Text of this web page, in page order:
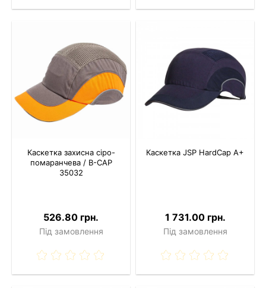
Каскетка захисна сіро-
помаранчева / В-CAP
35032
526.80 грн.
Під замовлення
Каскетка JSP HardCap A+
1 731.00 грн.
Під замовлення